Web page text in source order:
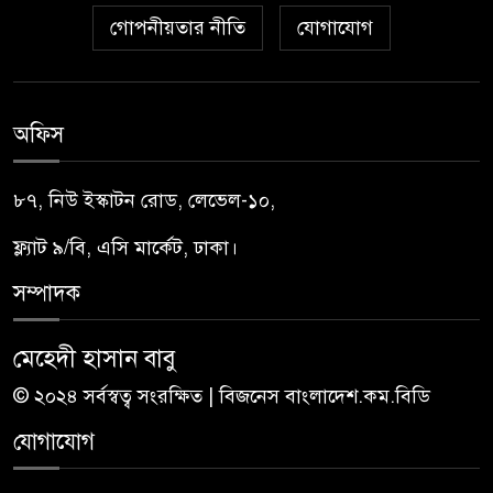
গোপনীয়তার নীতি যোগাযোগ
অফিস
৮৭, নিউ ইস্কাটন রোড, লেভেল-১০,
ফ্ল্যাট ৯/বি, এসি মার্কেট, ঢাকা।
সম্পাদক
মেহেদী হাসান বাবু
© ২০২৪ সর্বস্বত্ব সংরক্ষিত | বিজনেস বাংলাদেশ.কম.বিডি
যোগাযোগ